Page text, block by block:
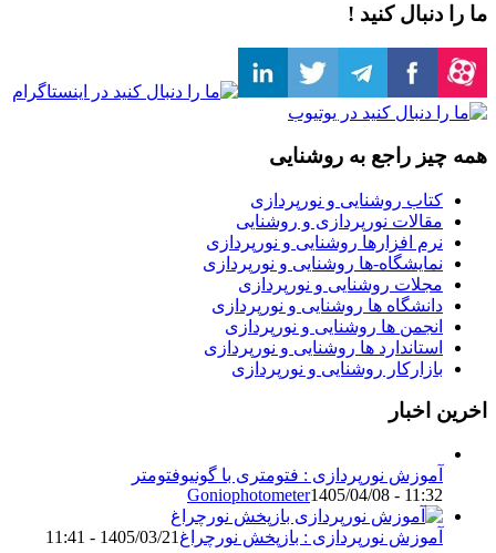
کنید !
راجع به روشنایی
روشنایی و نورپردازی
نورپردازی و روشنایی
افزارها روشنایی و نورپردازی
ها روشنایی و نورپردازی
روشنایی و نورپردازی
ها روشنایی و نورپردازی
ها روشنایی و نورپردازی
ها روشنایی و نورپردازی
روشنایی و نورپردازی
اخبار
نورپردازی : فتومتری با گونیوفتومتر
Goniophotometer1405/04/08 -
نورپردازی : بازپخش نورچراغ1405/03/21 - 11:41